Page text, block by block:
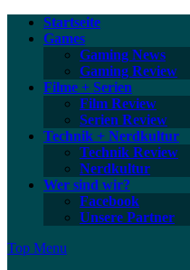
Startseite
Games
Gaming News
Gaming Review
Filme + Serien
Film Review
Serien Review
Technik + Nerdkultur
Technik Review
Nerdkultur
Wer sind wir?
Facebook
Unsere Partner
Top Menu